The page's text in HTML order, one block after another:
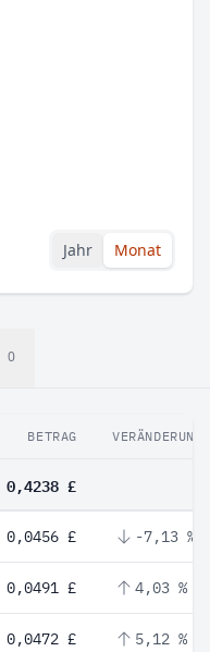
Jahr Monat
0
BETRAG VERÄNDERUNG
0,4238 £
0,0456 £ -7,13 %
0,0491 £ 4,03 %
0,0472 £ 5,12 %